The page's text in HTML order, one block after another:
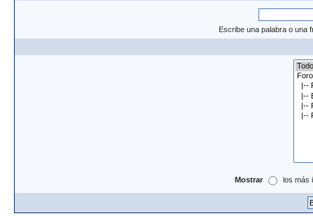
Escribe una palabra o una
Mostrar los más